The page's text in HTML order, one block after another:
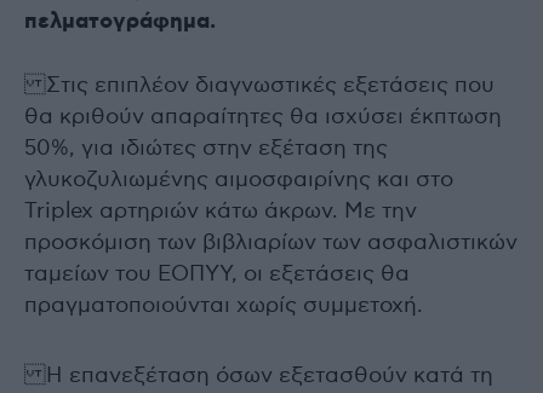
πελματογράφημα.
Στις επιπλέον διαγνωστικές εξετάσεις που
θα κριθούν απαραίτητες θα ισχύσει έκπτωση
50%, για ιδιώτες στην εξέταση της
γλυκοζυλιωμένης αιμοσφαιρίνης και στο
Triplex αρτηριών κάτω άκρων. Με την
προσκόμιση των βιβλιαρίων των ασφαλιστικών
ταμείων του ΕΟΠΥΥ, οι εξετάσεις θα
πραγματοποιούνται χωρίς συμμετοχή.
Η επανεξέταση όσων εξετασθούν κατά τη